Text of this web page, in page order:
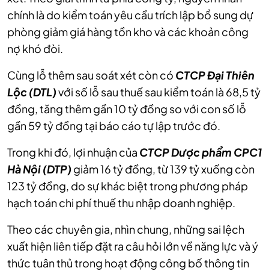
chính là do kiểm toán yêu cầu trích lập bổ sung dự
phòng giảm giá hàng tồn kho và các khoản công
Cùng lỗ thêm sau soát xét còn có CTCP Đại Thiên
Lộc (DTL)với số lỗ sau thuế sau kiểm toán là 68,5 tỷ
đồng, tăng thêm gần 10 tỷ đồng so với con số lỗ
gần 59 tỷ đồng tại báo cáo tự lập trước đó.
Hà Nội (DTP)
123 tỷ đồng, do sự khác biệt trong phương pháp
hạch toán chi phí thuế thu nhập doanh nghiệp.
Theo các chuyên gia, nhìn chung, những sai lệch
xuất hiện liên tiếp đặt ra câu hỏi lớn về năng lực và ý
thức tuân thủ trong hoạt động công bố thông tin